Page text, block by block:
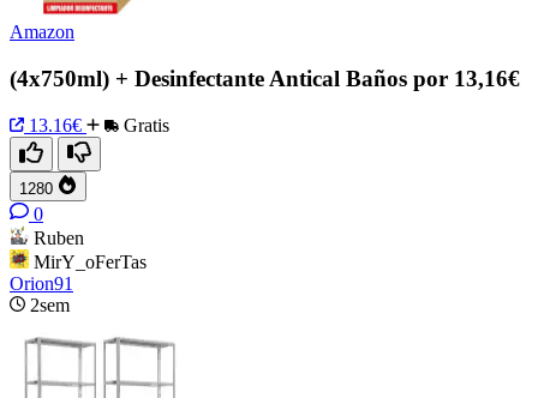
Amazon
(4x750ml) + Desinfectante Antical Baños por 13,16€
13.16€ Gratis
1280
0
Ruben
MirY_oFerTas
Orion91
2sem